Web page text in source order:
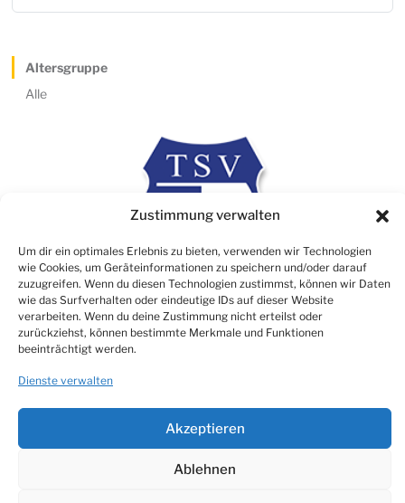
Zustimmung verwalten
Um dir ein optimales Erlebnis zu bieten, verwenden wir Technologien
wie Cookies, um Geräteinformationen zu speichern und/oder darauf
zuzugreifen. Wenn du diesen Technologien zustimmst, können wir Daten
wie das Surfverhalten oder eindeutige IDs auf dieser Website
verarbeiten. Wenn du deine Zustimmung nicht erteilst oder
zurückziehst, können bestimmte Merkmale und Funktionen
beeinträchtigt werden.
Dienste verwalten
Akzeptieren
Ablehnen
Altersgruppe
Alle
Rechtliches
Impressum